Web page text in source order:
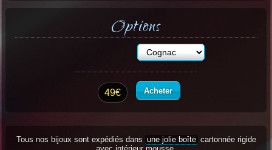
Options
49€ Acheter
Tous nos bijoux sont expédiés dans une jolie boîte cartonnée rigide